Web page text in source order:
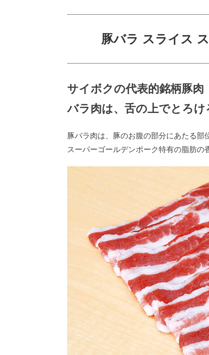
豚バラ スライス
サイボクの代表的銘柄豚
バラ肉は、舌の上でとろけ
豚バラ肉は、豚のお腹の部分にあたる部
スーパーゴールデンポーク特有の脂肪の